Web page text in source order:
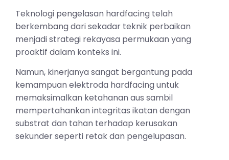
Teknologi pengelasan hardfacing telah
berkembang dari sekadar teknik perbaikan
menjadi strategi rekayasa permukaan yang
proaktif dalam konteks ini.
Namun, kinerjanya sangat bergantung pada
kemampuan elektroda hardfacing untuk
memaksimalkan ketahanan aus sambil
mempertahankan integritas ikatan dengan
substrat dan tahan terhadap kerusakan
sekunder seperti retak dan pengelupasan.